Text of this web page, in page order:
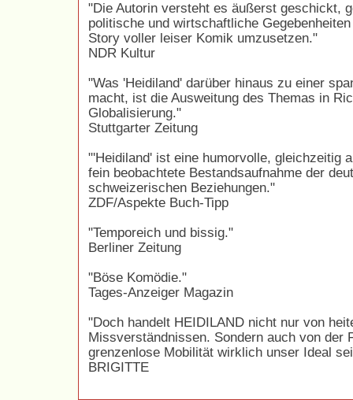
"Die Autorin versteht es äußerst geschickt,
politische und wirtschaftliche
Story voller leiser Komik umzusetzen."
NDR Kultur
"Was 'Heidiland' darüber hinaus zu einer
macht, ist die Ausweitung des Themas in
Globalisierung."
Stuttgarter Zeitung
"'Heidiland' ist eine humorvolle, gleichzeitig
fein beobachtete Bestandsaufnahme der
schweizerischen Beziehungen."
ZDF/Aspekte Buch-Tipp
"Temporeich und bissig."
Berliner Zeitung
"Böse Komödie."
Tages-Anzeiger Magazin
"Doch handelt HEIDILAND nicht nur von
Missverständnissen. Sondern auch von der
grenzenlose Mobilität wirklich unser Ideal
BRIGITTE